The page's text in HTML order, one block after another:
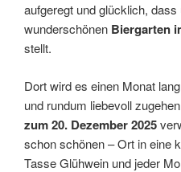
aufgeregt und glücklich, dass
wunderschönen Biergarten
stellt.
Dort wird es einen Monat
und rundum liebevoll
zum 20. Dezember 2025
schon schönen – Ort in eine
Tasse Glühwein und jeder